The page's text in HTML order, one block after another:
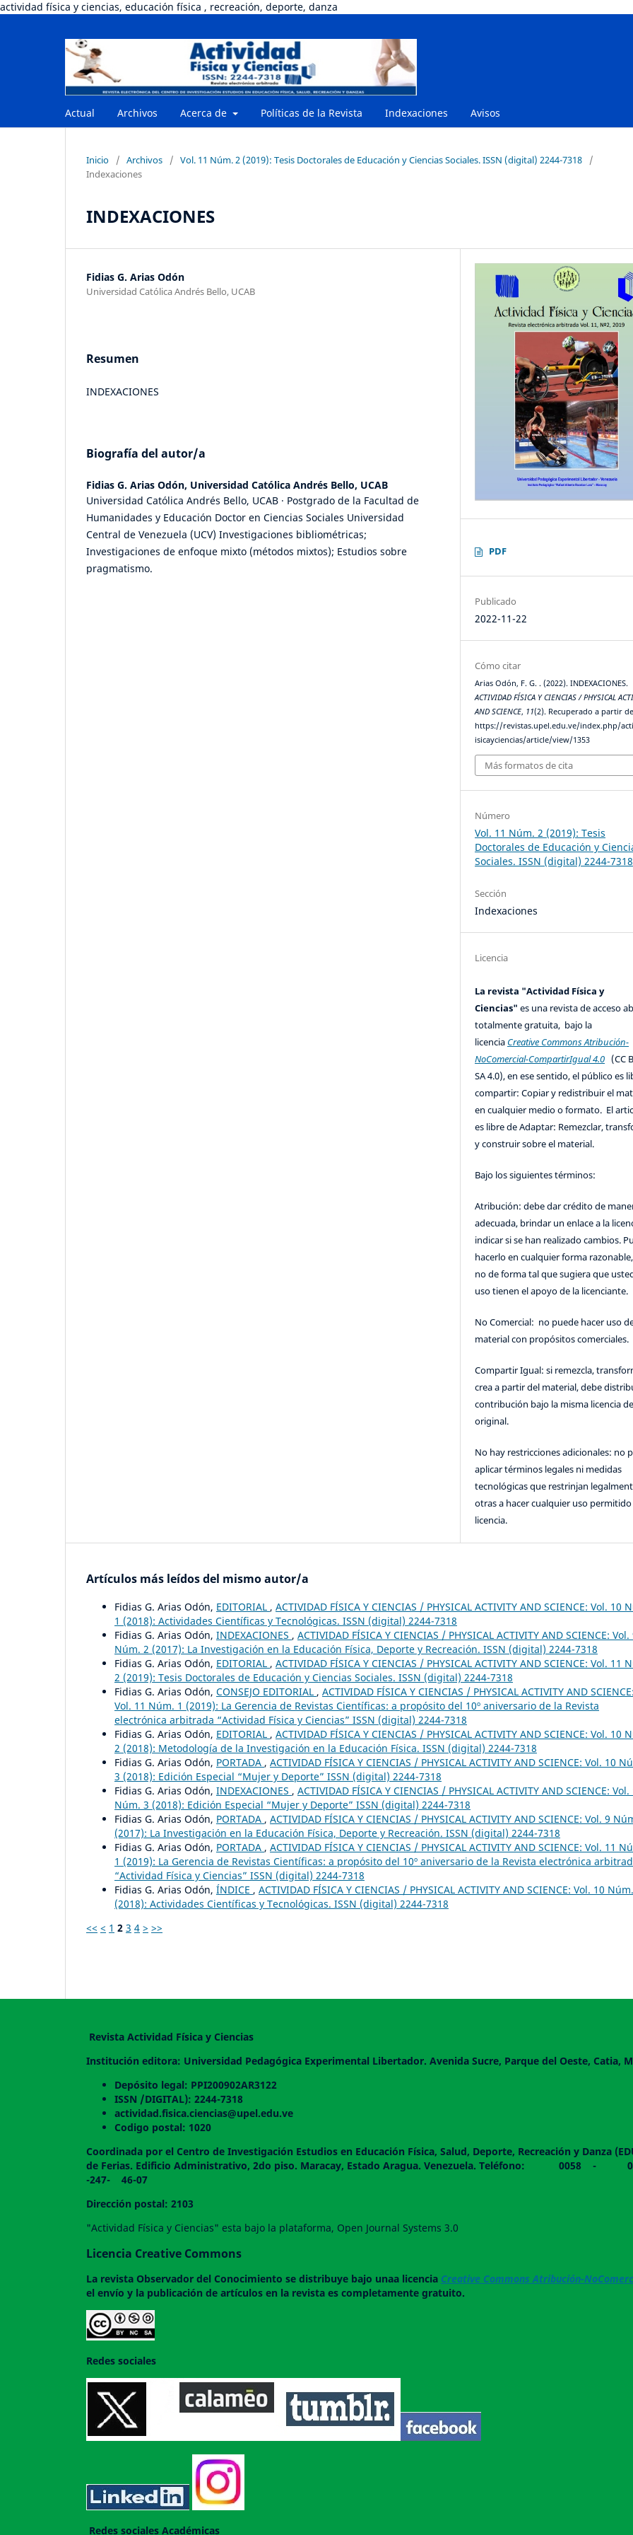
actividad física y ciencias, educación física , recreación, deporte, danza
Actual Archivos Acerca de Políticas de la Revista Indexaciones Avisos
Inicio / Archivos / Vol. 11 Núm. 2 (2019): Tesis Doctorales de Educación y Ciencias Sociales. ISSN (digital) 2244-7318
/
Indexaciones
INDEXACIONES
Fidias G. Arias Odón
Universidad Católica Andrés Bello, UCAB
Resumen
INDEXACIONES
Biografía del autor/a
Fidias G. Arias Odón, Universidad Católica Andrés Bello, UCAB
Universidad Católica Andrés Bello, UCAB · Postgrado de la Facultad de
Humanidades y Educación Doctor en Ciencias Sociales Universidad
Central de Venezuela (UCV) Investigaciones bibliométricas;
Investigaciones de enfoque mixto (métodos mixtos); Estudios sobre
pragmatismo.
PDF
Publicado
2022-11-22
Cómo citar
Arias Odón, F. G. . (2022). INDEXACIONES.
ACTIVIDAD FÍSICA Y CIENCIAS / PHYSICAL
AND SCIENCE, 11(2). Recuperado a partir de
https://revistas.upel.edu.ve/index.php/
isicayciencias/article/view/1353
Más formatos de cita
Número
Vol. 11 Núm. 2 (2019): Tesis
Doctorales de Educación y
Sociales. ISSN (digital) 2244-7318
Sección
Indexaciones
Licencia
La revista "Actividad Física y
Ciencias"es una revista de acceso
totalmente gratuita, bajo la
licencia Creative Commons Atribución-
NoComercial-CompartirIgual 4.0 (CC
SA 4.0), en ese sentido, el público es
compartir: Copiar y redistribuir el
en cualquier medio o formato. El
es libre de Adaptar: Remezclar,
y construir sobre el material.
Bajo los siguientes términos:
Atribución: debe dar crédito de
adecuada, brindar un enlace a la
indicar si se han realizado cambios.
hacerlo en cualquier forma
no de forma tal que sugiera que
uso tienen el apoyo de la licenciante.
No Comercial: no puede hacer uso
material con propósitos comerciales.
Compartir Igual: si remezcla,
crea a partir del material, debe
contribución bajo la misma licencia
original.
No hay restricciones adicionales: no
aplicar términos legales ni medidas
tecnológicas que restrinjan
otras a hacer cualquier uso
licencia.
Artículos más leídos del mismo autor/a
Fidias G. Arias Odón, EDITORIAL , ACTIVIDAD FÍSICA Y CIENCIAS / PHYSICAL ACTIVITY AND SCIENCE: Vol. 10
1 (2018): Actividades Científicas y Tecnológicas. ISSN (digital) 2244-7318
Fidias G. Arias Odón, INDEXACIONES , ACTIVIDAD FÍSICA Y CIENCIAS / PHYSICAL ACTIVITY AND SCIENCE: Vol.
Núm. 2 (2017): La Investigación en la Educación Física, Deporte y Recreación. ISSN (digital) 2244-7318
Fidias G. Arias Odón, EDITORIAL , ACTIVIDAD FÍSICA Y CIENCIAS / PHYSICAL ACTIVITY AND SCIENCE: Vol. 11
2 (2019): Tesis Doctorales de Educación y Ciencias Sociales. ISSN (digital) 2244-7318
Fidias G. Arias Odón, CONSEJO EDITORIAL , ACTIVIDAD FÍSICA Y CIENCIAS / PHYSICAL ACTIVITY AND SCIENCE:
Vol. 11 Núm. 1 (2019): La Gerencia de Revistas Científicas: a propósito del 10º aniversario de la Revista
electrónica arbitrada “Actividad Física y Ciencias” ISSN (digital) 2244-7318
Fidias G. Arias Odón, EDITORIAL , ACTIVIDAD FÍSICA Y CIENCIAS / PHYSICAL ACTIVITY AND SCIENCE: Vol. 10
2 (2018): Metodología de la Investigación en la Educación Física. ISSN (digital) 2244-7318
Fidias G. Arias Odón, PORTADA , ACTIVIDAD FÍSICA Y CIENCIAS / PHYSICAL ACTIVITY AND SCIENCE: Vol. 10
3 (2018): Edición Especial “Mujer y Deporte” ISSN (digital) 2244-7318
Fidias G. Arias Odón, INDEXACIONES , ACTIVIDAD FÍSICA Y CIENCIAS / PHYSICAL ACTIVITY AND SCIENCE: Vol.
Núm. 3 (2018): Edición Especial “Mujer y Deporte” ISSN (digital) 2244-7318
Fidias G. Arias Odón, PORTADA , ACTIVIDAD FÍSICA Y CIENCIAS / PHYSICAL ACTIVITY AND SCIENCE: Vol. 9
(2017): La Investigación en la Educación Física, Deporte y Recreación. ISSN (digital) 2244-7318
Fidias G. Arias Odón, PORTADA , ACTIVIDAD FÍSICA Y CIENCIAS / PHYSICAL ACTIVITY AND SCIENCE: Vol. 11
1 (2019): La Gerencia de Revistas Científicas: a propósito del 10º aniversario de la Revista electrónica
“Actividad Física y Ciencias” ISSN (digital) 2244-7318
Fidias G. Arias Odón, ÍNDICE , ACTIVIDAD FÍSICA Y CIENCIAS / PHYSICAL ACTIVITY AND SCIENCE: Vol. 10
(2018): Actividades Científicas y Tecnológicas. ISSN (digital) 2244-7318
<< < 1 2 3 4 > >>
Revista Actividad Física y Ciencias
Institución editora: Universidad Pedagógica Experimental Libertador. Avenida Sucre, Parque del Oeste, Catia,
Depósito legal: PPI200902AR3122
ISSN /DIGITAL): 2244-7318
actividad.fisica.ciencias@upel.edu.ve
Codigo postal: 1020
Coordinada por el Centro de Investigación Estudios en Educación Física, Salud, Deporte, Recreación y Danza
de Ferias. Edificio Administrativo, 2do piso. Maracay, Estado Aragua. Venezuela. Teléfono:
-247- 46-07
Dirección postal: 2103
"Actividad Física y Ciencias" esta bajo la plataforma, Open Journal Systems 3.0
Licencia Creative Commons
La revista Observador del Conocimiento se distribuye bajo unaa licencia Creative Commons Atribución-
el envío y la publicación de artículos en la revista es completamente gratuito.
Redes sociales
Redes sociales Académicas